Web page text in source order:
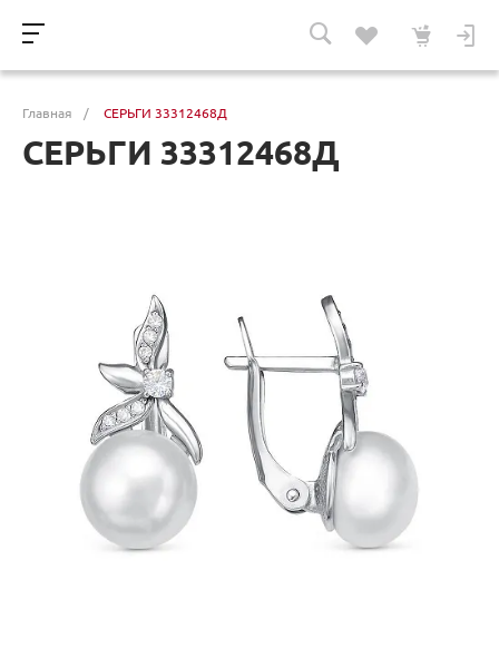
Главная / СЕРЬГИ 33312468Д
СЕРЬГИ 33312468Д